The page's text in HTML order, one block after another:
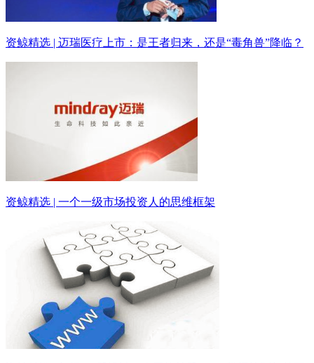
资鲸精选 | 迈瑞医疗上市：是王者归来，还是“毒角兽”降临？
资鲸精选 | 一个一级市场投资人的思维框架